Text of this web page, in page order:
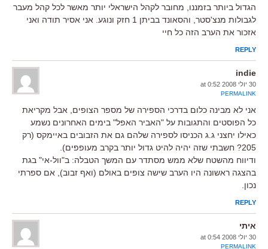
הגדול ביותר בזמננו, מחובר לקהל הישראלי יותר מאשר לכל קהל מעבר
לגבולות מנצ'סטר, והסאונד בביתן 1 חזק ונוגע. אני אסיר תודה ואני
אזכור את הערב הזה כל חיי
REPLY
indie
30 יולי 2008 at 0:52
PERMALINK
אני לא מבינה כלום בדרכי הספירה של מספר הצופים, אבל מקריאת
כל הפוסטים והתגובות על "האביר האפל" בימים האחרונים נשמע
כאילו יחצני ג.ג הכניסו לספירה שלהם גם את הזבובים באיימקס (רק
205? חשבתי שזה יהיה להיט גדול יותר בקרב מעופפים).
ודיווח מהשטח שלא ממש מסתדר עם המשך הטבלה: ב"וול-אי" בגת
בהצגה ראשונה היו הערב שישה צופים באולם (ואף זבוב), אם ספרתי
נכון.
REPLY
איתי
30 יולי 2008 at 0:54
PERMALINK